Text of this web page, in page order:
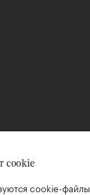
cookie
cookie-файлы